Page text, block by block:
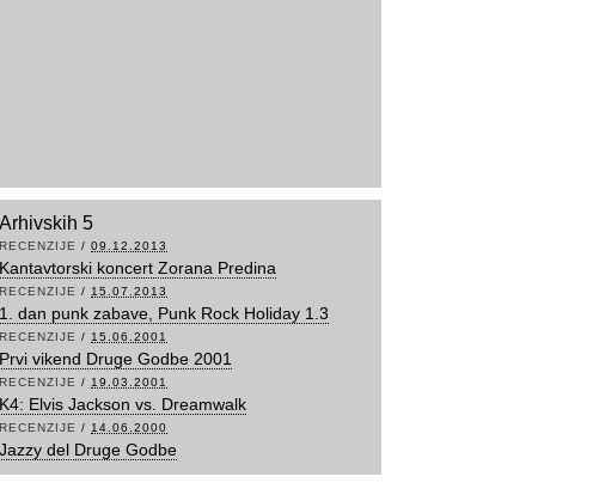
Arhivskih 5
RECENZIJE / 09.12.2013
Kantavtorski koncert Zorana Predina
RECENZIJE / 15.07.2013
1. dan punk zabave, Punk Rock Holiday 1.3
RECENZIJE / 15.06.2001
Prvi vikend Druge Godbe 2001
RECENZIJE / 19.03.2001
K4: Elvis Jackson vs. Dreamwalk
RECENZIJE / 14.06.2000
Jazzy del Druge Godbe